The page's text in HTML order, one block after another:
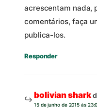
acrescentam nada,
comentários, faça
publica-los.
Responder
bolivian shark
15 de junho de 2015 às